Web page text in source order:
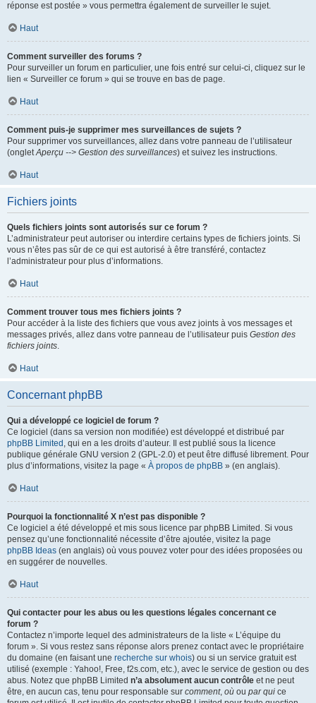
réponse est postée » vous permettra également de surveiller le sujet.
Haut
Comment surveiller des forums ?
Pour surveiller un forum en particulier, une fois entré sur celui-ci, cliquez sur le
lien « Surveiller ce forum » qui se trouve en bas de page.
Haut
Comment puis-je supprimer mes surveillances de sujets ?
Pour supprimer vos surveillances, allez dans votre panneau de l’utilisateur
(ongletAperçu --> Gestion des surveillances) et suivez les instructions.
Haut
Fichiers joints
Quels fichiers joints sont autorisés sur ce forum ?
L’administrateur peut autoriser ou interdire certains types de fichiers joints. Si
vous n’êtes pas sûr de ce qui est autorisé à être transféré, contactez
l’administrateur pour plus d’informations.
Haut
Comment trouver tous mes fichiers joints ?
Pour accéder à la liste des fichiers que vous avez joints à vos messages et
messages privés, allez dans votre panneau de l’utilisateur puis Gestion des
fichiers joints.
Haut
Concernant phpBB
Qui a développé ce logiciel de forum ?
Ce logiciel (dans sa version non modifiée) est développé et distribué par
phpBB Limited , qui en a les droits d’auteur. Il est publié sous la licence
publique générale GNU version 2 (GPL-2.0) et peut être diffusé librement. Pour
plus d’informations, visitez la page « À propos de phpBB » (en anglais).
Haut
Pourquoi la fonctionnalité X n’est pas disponible ?
Ce logiciel a été développé et mis sous licence par phpBB Limited. Si vous
pensez qu’une fonctionnalité nécessite d’être ajoutée, visitez la page
phpBB Ideas (en anglais) où vous pouvez voter pour des idées proposées ou
en suggérer de nouvelles.
Haut
Qui contacter pour les abus ou les questions légales concernant ce
forum ?
Contactez n’importe lequel des administrateurs de la liste « L’équipe du
forum ». Si vous restez sans réponse alors prenez contact avec le propriétaire
du domaine (en faisant une recherche sur whois) ou si un service gratuit est
utilisé (exemple : Yahoo!, Free, f2s.com, etc.), avec le service de gestion ou des
abus. Notez que phpBB Limited n’a absolument aucun contrôle et ne peut
être, en aucun cas, tenu pour responsable sur comment, où ou par qui ce